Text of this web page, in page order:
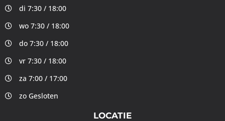
di 7:30 / 18:00
wo 7:30 / 18:00
do 7:30 / 18:00
vr 7:30 / 18:00
za 7:00 / 17:00
zo Gesloten
LOCATIE